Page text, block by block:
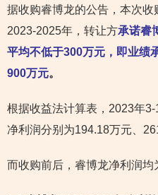
据收购睿博龙的公告，本次
2023-2025年，转让方承诺睿
平均不低于300万元，即业绩
900万元。
根据收益法计算表，2023年
净利润分别为194.18万元、
而收购前后，睿博龙净利润均